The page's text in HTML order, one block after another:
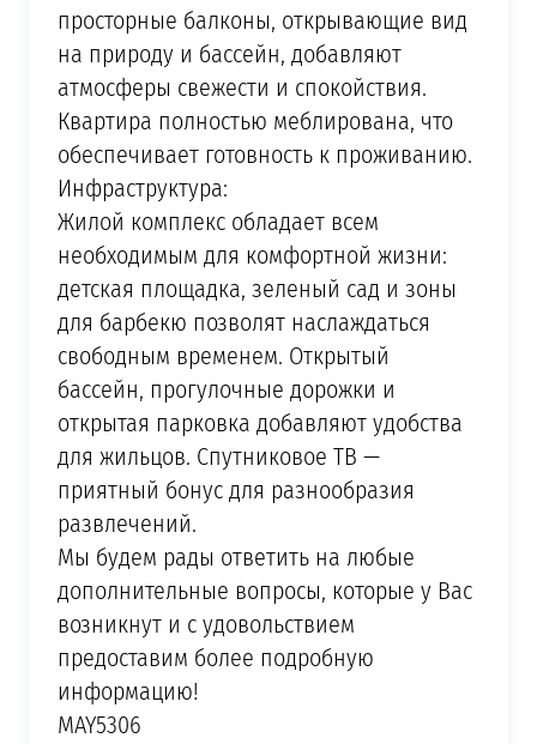
просторные балконы, открывающие вид
на природу и бассейн, добавляют
атмосферы свежести и спокойствия.
Квартира полностью меблирована, что
обеспечивает готовность к проживанию.
Инфраструктура:
Жилой комплекс обладает всем
необходимым для комфортной жизни:
детская площадка, зеленый сад и зоны
для барбекю позволят наслаждаться
свободным временем. Открытый
бассейн, прогулочные дорожки и
открытая парковка добавляют удобства
для жильцов. Спутниковое ТВ —
приятный бонус для разнообразия
развлечений.
Мы будем рады ответить на любые
дополнительные вопросы, которые у Вас
возникнут и с удовольствием
предоставим более подробную
информацию!
MAY5306